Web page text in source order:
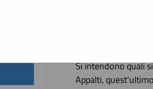
Che
Si intende il
gara interamente
Si intendono quali
Appalti,